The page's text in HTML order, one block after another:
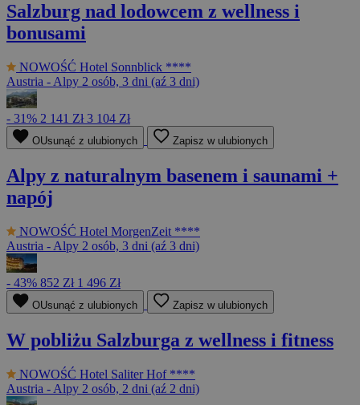
Salzburg nad lodowcem z wellness i
bonusami
NOWOŚĆ Hotel Sonnblick ****
Austria - Alpy 2 osób, 3 dni (aź 3 dni)
- 31% 2 141 Zł3 104 Zł
OUsunąć z ulubionych Zapisz w ulubionych
Alpy z naturalnym basenem i saunami +
napój
NOWOŚĆ Hotel MorgenZeit ****
Austria - Alpy 2 osób, 3 dni (aź 3 dni)
- 43% 852 Zł 1 496 Zł
OUsunąć z ulubionych Zapisz w ulubionych
W pobliżu Salzburga z wellness i fitness
NOWOŚĆ Hotel Saliter Hof ****
Austria - Alpy 2 osób, 2 dni (aź 2 dni)